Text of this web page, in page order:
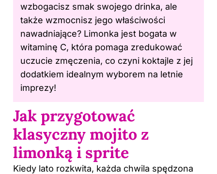
wzbogacisz smak swojego drinka, ale
także wzmocnisz jego właściwości
nawadniające? Limonka jest bogata w
witaminę C, która pomaga zredukować
uczucie zmęczenia, co czyni koktajle z jej
dodatkiem idealnym wyborem na letnie
imprezy!
Jak przygotować
klasyczny mojito z
limonką i sprite
Kiedy lato rozkwita, każda chwila spędzona